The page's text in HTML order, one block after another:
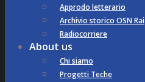
Approdo letterario
Archivio storico OSN Rai
Radiocorriere
About us
Chi siamo
Progetti Teche